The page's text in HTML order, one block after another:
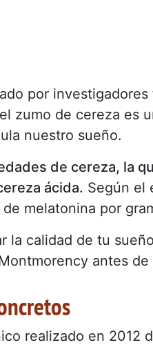
por
zumo de cereza es
nuestro sueño.
de cereza, la
ácida. Según el
melatonina por
la calidad de tu
antes de
realizado en 2012